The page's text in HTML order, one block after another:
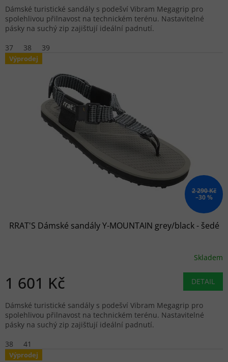
Dámské turistické sandály s podešví Vibram Megagrip pro
spolehlivou přilnavost na technickém terénu. Nastavitelné
pásky na suchý zip zajišťují ideální padnutí.
37
38 39
Výprodej
2 290 Kč
–30 %
RRAT'S Dámské sandály Y-MOUNTAIN grey/black - šedé
Skladem
1 601 Kč DETAIL
Dámské turistické sandály s podešví Vibram Megagrip pro
spolehlivou přilnavost na technickém terénu. Nastavitelné
pásky na suchý zip zajišťují ideální padnutí.
38
41
Výprodej